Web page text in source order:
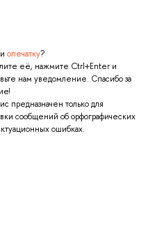
опечатку?
её, нажмите Ctrl+Enter и
нам уведомление. Спасибо за
предназначен только для
сообщений об орфографических
ошибках.